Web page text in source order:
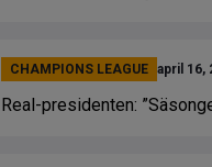
CHAMPIONS LEAGUE april 16,
Real-presidenten: